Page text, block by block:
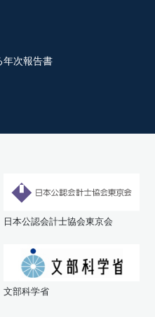
年次報告書
日本公認会計士協会東京会
文部科学省